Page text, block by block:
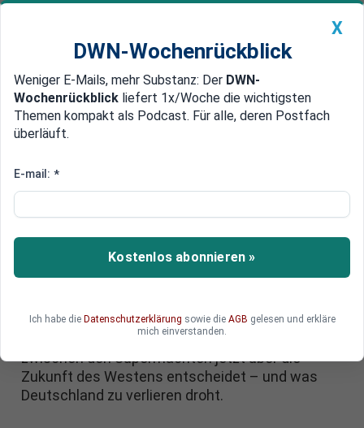
Newsticker MEIN DWN: Geldanlage Premium
Edelmetalle DWN-Magazin China
Wettlauf um die Zukunft: Wie die
Überlegenheit retten wollen
China wächst schneller, kopiert besser und
produziert billiger. Die USA versuchen, ihre
Milliardeninvestitionen zu schützen. Und Europa?
Schweigt. Warum der technologische Wettlauf
zwischen den Supermächten jetzt über die
Zukunft des Westens entscheidet – und was
Deutschland zu verlieren droht.
X
DWN-Wochenrückblick
Weniger E-Mails, mehr Substanz: Der DWN-
Wochenrückblick liefert 1x/Woche die wichtigsten
Themen kompakt als Podcast. Für alle, deren Postfach
überläuft.
E-mail: *
Kostenlos abonnieren »
Ich habe die Datenschutzerklärung sowie die AGB gelesen und erkläre
mich einverstanden.